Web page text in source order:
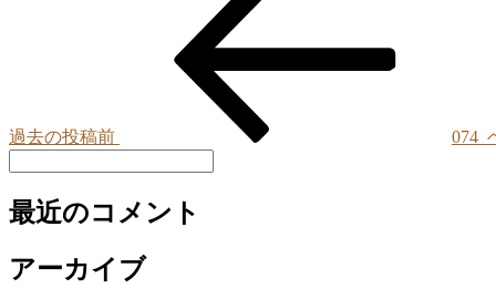
過去の投稿前 074_
最近のコメント
アーカイブ